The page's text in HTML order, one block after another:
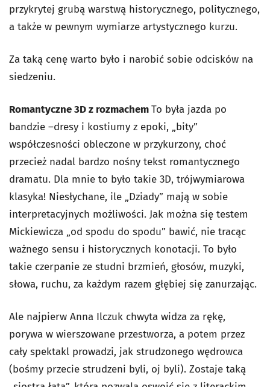
przykrytej grubą warstwą historycznego, politycznego,
a także w pewnym wymiarze artystycznego kurzu.
Za taką cenę warto było i narobić sobie odcisków na
siedzeniu.
Romantyczne 3D z rozmachemTo była jazda po
bandzie –dresy i kostiumy z epoki, „bity”
współczesności obleczone w przykurzony, choć
przecież nadal bardzo nośny tekst romantycznego
dramatu. Dla mnie to było takie 3D, trójwymiarowa
klasyka! Niesłychane, ile „Dziady” mają w sobie
interpretacyjnych możliwości. Jak można się testem
Mickiewicza „od spodu do spodu” bawić, nie tracąc
ważnego sensu i historycznych konotacji. To było
takie czerpanie ze studni brzmień, głosów, muzyki,
słowa, ruchu, za każdym razem głębiej się zanurzając.
Ale najpierw Anna Ilczuk chwyta widza za rękę,
porywa w wierszowane przestworza, a potem przez
cały spektakl prowadzi, jak strudzonego wędrowca
(bośmy przecie strudzeni byli, oj byli). Zostaje taką